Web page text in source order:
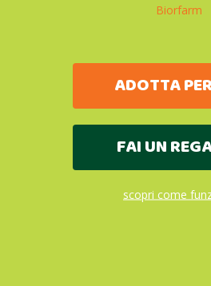
Biorfarm
ADOTTA
FAI UN
scopri come